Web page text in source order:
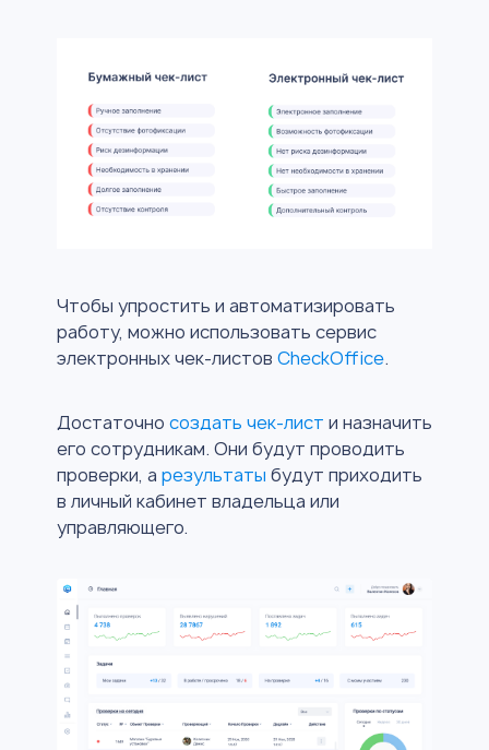
Чтобы упростить и автоматизировать
работу, можно использовать сервис
электронных чек-листов CheckOffice.
Достаточно создать чек-лист и назначить
его сотрудникам. Они будут проводить
проверки, а результаты будут приходить
в личный кабинет владельца или
управляющего.